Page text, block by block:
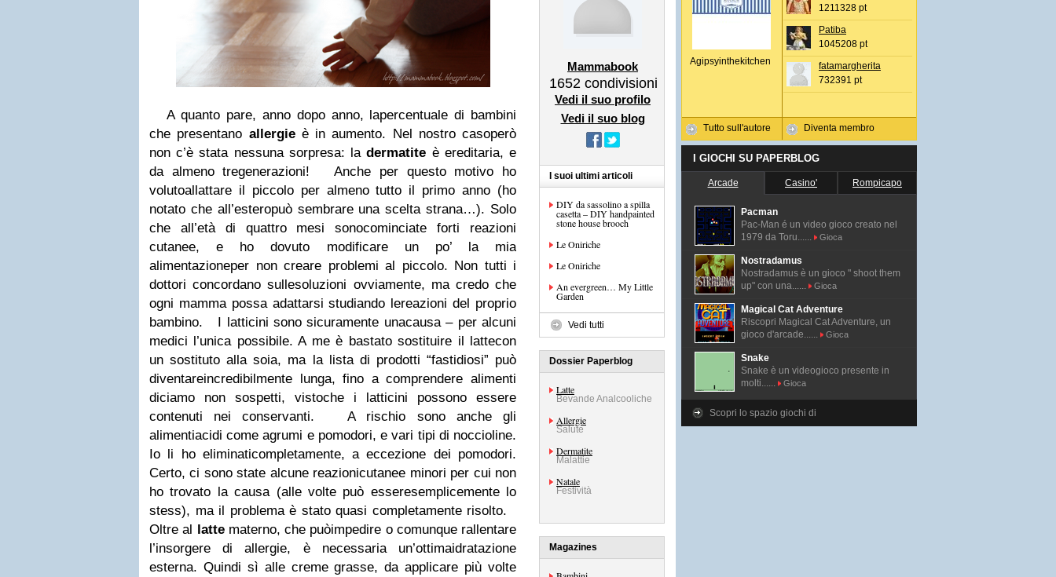
A quanto pare, anno dopo anno, lapercentuale di bambini
che presentano allergieè in aumento. Nel nostro casoperò
non c’è stata nessuna sorpresa: ladermatite è ereditaria, e
da almeno tregenerazioni!
Anche per questo motivo ho
volutoallattare il piccolo per almeno tutto il primo anno (ho
notato che all’esteropuò sembrare una scelta strana…). Solo
che all’età di quattro mesi sonocominciate forti reazioni
cutanee, e ho dovuto modificare un po’ la mia
alimentazioneper non creare problemi al piccolo. Non tutti i
dottori concordano sullesoluzioni ovviamente, ma credo che
ogni mamma possa adattarsi studiando lereazioni del proprio
bambino.
I latticini sono sicuramente unacausa – per alcuni
medici l’unica possibile. A me è bastato sostituire il lattecon
un sostituto alla soia, ma la lista di prodotti “fastidiosi” può
diventareincredibilmente lunga, fino a comprendere alimenti
diciamo non sospetti, vistoche i latticini possono essere
contenuti nei conservanti.
A rischio sono anche gli
alimentiacidi come agrumi e pomodori, e vari tipi di noccioline.
Io li ho eliminaticompletamente, a eccezione dei pomodori.
Certo, ci sono state alcune reazionicutanee minori per cui non
ho trovato la causa (alle volte può esseresemplicemente lo
stess), ma il problema è stato quasi completamente risolto.
Oltre al lattematerno, che puòimpedire o comunque rallentare
l’insorgere di allergie, è necessaria un’ottimaidratazione
esterna. Quindi sì alle creme grasse, da applicare più volte
Mammabook
1652 condivisioni
Vedi il suo profilo
Vedi il suo blog
I suoi ultimi articoli
DIY da sassolino a spilla
casetta – DIY handpainted
stone house brooch
Le Oniriche
Le Oniriche
An evergreen… My Little
Garden
Vedi tutti
Dossier Paperblog
Latte
Bevande Analcooliche
Allergie
Salute
Dermatite
Malattie
Natale
Festività
Magazines
Agipsyinthekitchen
Tutto sull'autore
1211328 pt
Patiba
1045208 pt
fatamargherita
732391 pt
Diventa membro
I GIOCHI SU PAPERBLOG
Arcade Casino' Rompicapo
Pacman
Pac-Man é un video gioco creato nel
1979 da Toru......
Gioca
Nostradamus
Nostradamus è un gioco " shoot them
up" con una......
Gioca
Magical Cat Adventure
Riscopri Magical Cat Adventure, un
gioco d'arcade......
Gioca
Snake
Snake è un videogioco presente in
molti......
Gioca
Scopri lo spazio giochi di